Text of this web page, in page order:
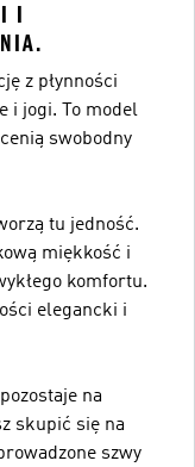
I
z płynności
i jogi. To model
swobodny
tu jedność.
miękkość i
komfortu.
elegancki i
na
skupić się na
szwy